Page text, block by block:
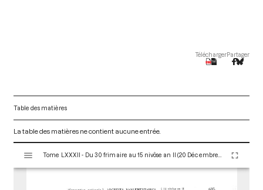
TéléchargerPartager
Table des matières
La table des matières ne contient aucune entrée.
s